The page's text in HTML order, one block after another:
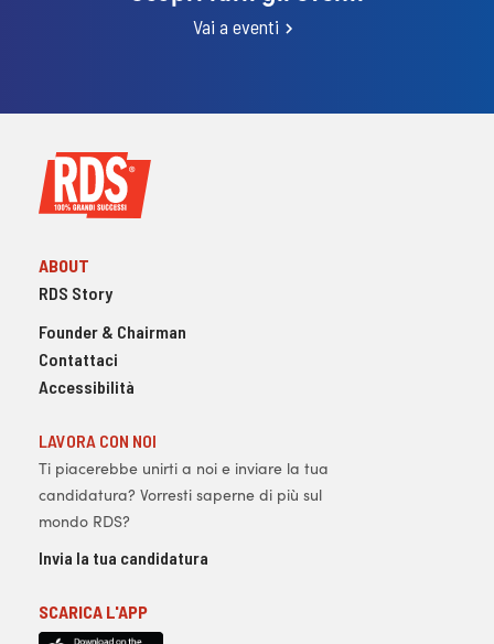
Vai a eventi
ABOUT
RDS Story
Founder & Chairman
Contattaci
Accessibilità
LAVORA CON NOI
Ti piacerebbe unirti a noi e inviare la tua
candidatura? Vorresti saperne di più sul
mondo RDS?
Invia la tua candidatura
SCARICA L'APP